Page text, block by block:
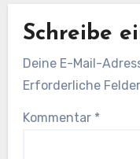
Schreibe
Deine E-Mail-
Erforderliche
Kommentar *